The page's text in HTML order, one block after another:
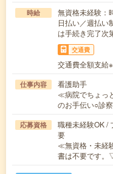
時給
無資格未経験
日払い／週払い
は手続き完了次
交通費
交通費全額支給
仕事内容
看護助手
≪病院でちょっ
のお手伝い○診
応募資格
職種未経験OK /
要
≪無資格・未経
書は不要です